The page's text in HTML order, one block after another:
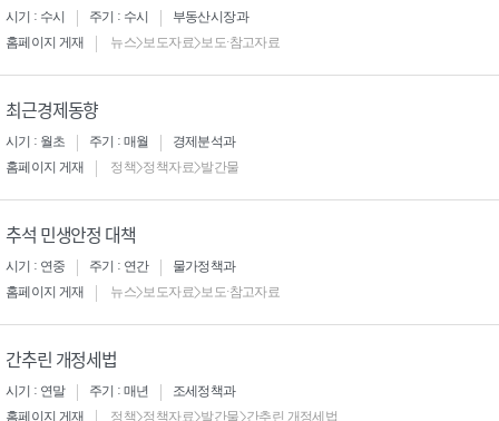
시기 : 수시 주기 : 수시
부동산시장과
홈페이지 게재
뉴스>보도자료>보도·참고자료
최근경제동향
시기 : 월초 주기 : 매월
경제분석과
홈페이지 게재
정책>정책자료>발간물
추석 민생안정 대책
시기 : 연중 주기 : 연간
물가정책과
홈페이지 게재
뉴스>보도자료>보도·참고자료
간추린 개정세법
시기 : 연말 주기 : 매년
조세정책과
홈페이지 게재
정책>정책자료>발간물>간추린 개정세법